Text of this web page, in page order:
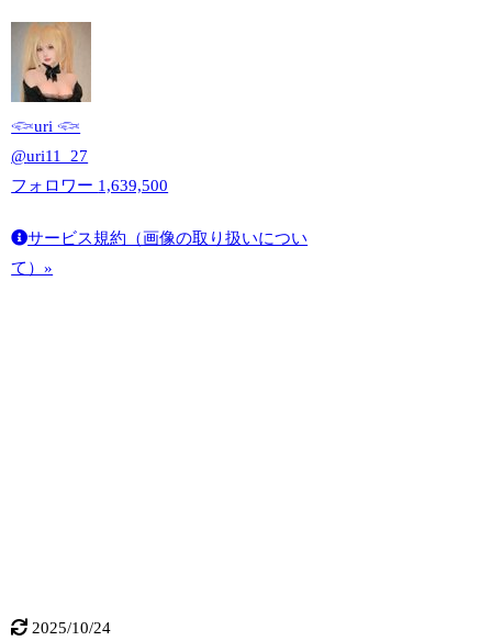
𓆟uri 𓆟
@uri11_27
フォロワー 1,639,500
サービス規約（画像の取り扱いについ
て）»
2025/10/24